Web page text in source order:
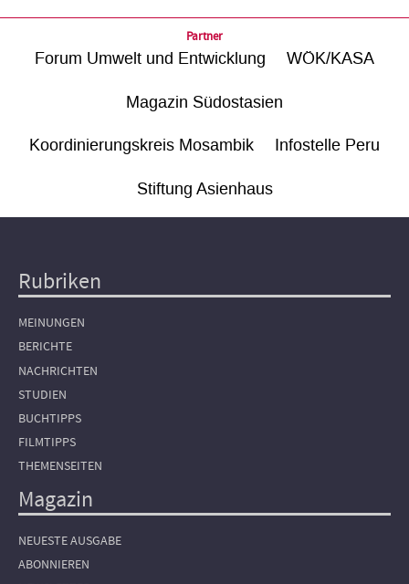
Partner
Forum Umwelt und Entwicklung WÖK/KASA
Magazin Südostasien
Koordinierungskreis Mosambik Infostelle Peru
Stiftung Asienhaus
Hauptnavigation
Rubriken
MEINUNGEN
BERICHTE
NACHRICHTEN
STUDIEN
BUCHTIPPS
FILMTIPPS
THEMENSEITEN
Magazin
NEUESTE AUSGABE
ABONNIEREN